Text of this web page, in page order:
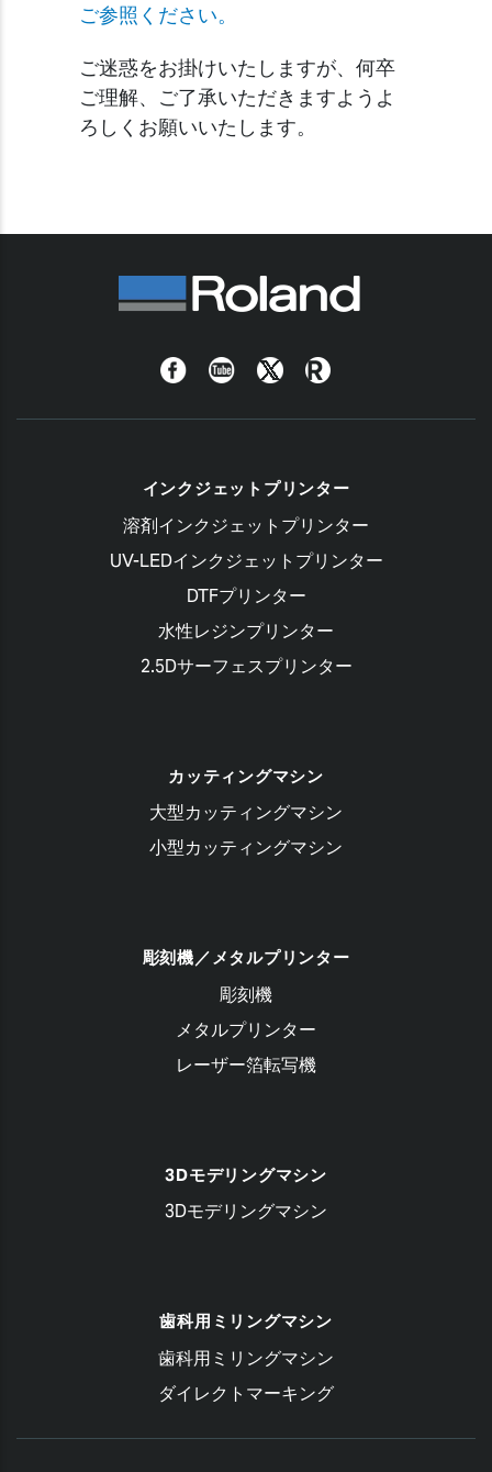
ご参照ください。
ご迷惑をお掛けいたしますが、何卒
ご理解、ご了承いただきますようよ
ろしくお願いいたします。
FacebookYouTubeTwitterRoland
インクジェットプリンター
溶剤インクジェットプリンター
UV-LEDインクジェットプリンター
DTFプリンター
水性レジンプリンター
2.5Dサーフェスプリンター
カッティングマシン
大型カッティングマシン
小型カッティングマシン
彫刻機／メタルプリンター
彫刻機
メタルプリンター
レーザー箔転写機
3Dモデリングマシン
3Dモデリングマシン
歯科用ミリングマシン
歯科用ミリングマシン
ダイレクトマーキング